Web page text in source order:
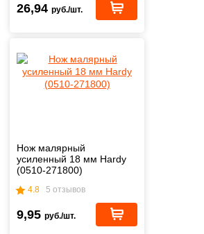
26,94 руб./шт.
Нож малярный
усиленный 18 мм Hardy
(0510-271800)
4.8 5 отзывов
9,95 руб./шт.